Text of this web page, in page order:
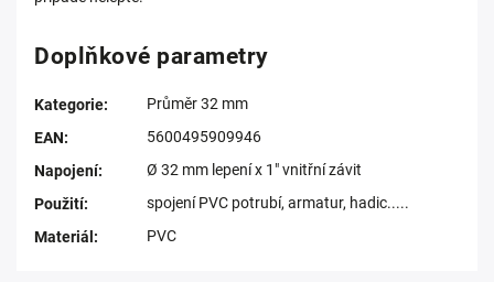
Doplňkové parametry
Kategorie:
Průměr 32 mm
EAN:
5600495909946
Napojení:
Ø 32 mm lepení x 1" vnitřní závit
Použití:
spojení PVC potrubí, armatur, hadic.....
Materiál : PVC